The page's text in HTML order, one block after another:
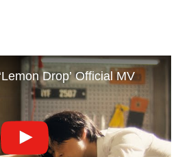
Drop’ Official MV